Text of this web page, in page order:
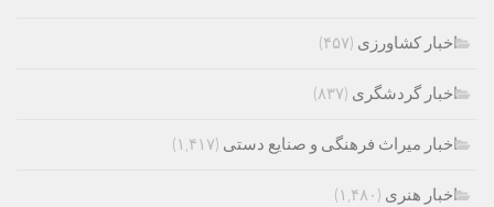
اخبار کشاورزی (۴۵۷)
اخبار گردشگری (۸۳۷)
اخبار میراث فرهنگی و صنایع دستی (۱,۴۱۷)
اخبار هنری (۱,۴۸۰)